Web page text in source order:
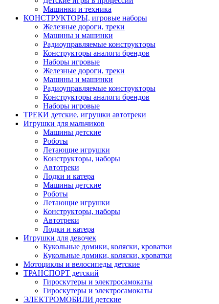
Машинки и техника
КОНСТРУКТОРЫ, игровые наборы
Железные дороги, треки
Машины и машинки
Радиоуправляемые конструкторы
Конструкторы аналоги брендов
Наборы игровые
Железные дороги, треки
Машины и машинки
Радиоуправляемые конструкторы
Конструкторы аналоги брендов
Наборы игровые
ТРЕКИ детские, игрушки автотреки
Игрушки для мальчиков
Машины детские
Роботы
Летающие игрушки
Конструкторы, наборы
Автотреки
Лодки и катера
Машины детские
Роботы
Летающие игрушки
Конструкторы, наборы
Автотреки
Лодки и катера
Игрушки для девочек
Кукольные домики, коляски, кроватки
Кукольные домики, коляски, кроватки
Мотоциклы и велосипеды детские
ТРАНСПОРТ детский
Гироскутеры и электросамокаты
Гироскутеры и электросамокаты
ЭЛЕКТРОМОБИЛИ детские